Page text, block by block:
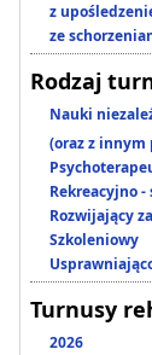
z
ze
Rodzaj
Nauki
(oraz z
Rekreacyjno
Rozwijający
Szkoleniowy
Turnusy
2026